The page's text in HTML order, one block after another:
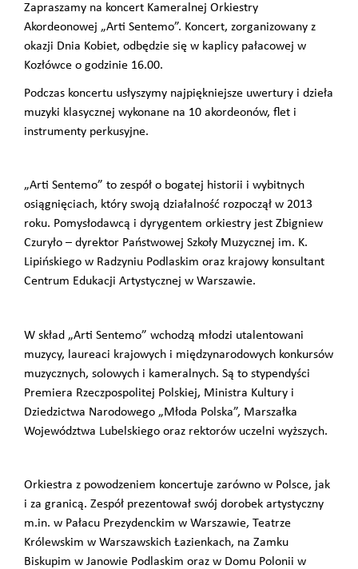
Zapraszamy na koncert Kameralnej Orkiestry
Akordeonowej „Arti Sentemo”. Koncert, zorganizowany z
okazji Dnia Kobiet, odbędzie się w kaplicy pałacowej w
Kozłówce o godzinie 16.00.
Podczas koncertu usłyszymy najpiękniejsze uwertury i dzieła
muzyki klasycznej wykonane na 10 akordeonów, flet i
instrumenty perkusyjne.
„Arti Sentemo” to zespół o bogatej historii i wybitnych
osiągnięciach, który swoją działalność rozpoczął w 2013
roku. Pomysłodawcą i dyrygentem orkiestry jest Zbigniew
Czuryło – dyrektor Państwowej Szkoły Muzycznej im. K.
Lipińskiego w Radzyniu Podlaskim oraz krajowy konsultant
Centrum Edukacji Artystycznej w Warszawie.
W skład „Arti Sentemo” wchodzą młodzi utalentowani
muzycy, laureaci krajowych i międzynarodowych konkursów
muzycznych, solowych i kameralnych. Są to stypendyści
Premiera Rzeczpospolitej Polskiej, Ministra Kultury i
Dziedzictwa Narodowego „Młoda Polska”, Marszałka
Województwa Lubelskiego oraz rektorów uczelni wyższych.
Orkiestra z powodzeniem koncertuje zarówno w Polsce, jak
i za granicą. Zespół prezentował swój dorobek artystyczny
m.in. w Pałacu Prezydenckim w Warszawie, Teatrze
Królewskim w Warszawskich Łazienkach, na Zamku
Biskupim w Janowie Podlaskim oraz w Domu Polonii w